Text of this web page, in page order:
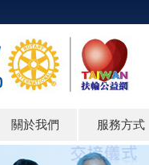
關於我們 服務方式